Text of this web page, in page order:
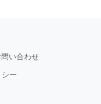
問い合わせ
ー